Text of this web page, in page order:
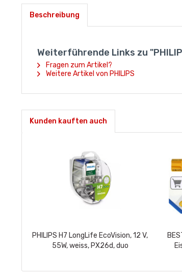
Beschreibung
Weiterführende Links zu
Fragen zum Artikel?
Weitere Artikel von PHILIPS
Kunden kauften auch
PHILIPS H7 LongLife EcoVision, 12 V,
55W, weiss, PX26d, duo